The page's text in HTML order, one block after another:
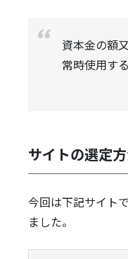
資本金の額
常時使用す
サイトの選定
今回は下記サイト
ました。